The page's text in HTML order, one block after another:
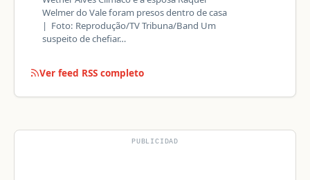
Welmer do Vale foram presos dentro de casa
| Foto: Reprodução/TV Tribuna/Band Um
suspeito de chefiar…
Ver feed RSS completo
PUBLICIDAD